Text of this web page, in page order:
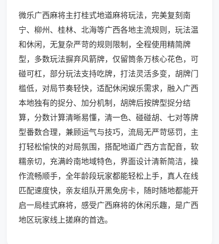
微乐广西麻将主打桂式地道麻将玩法，完美复刻南
宁、柳州、桂林、北海等广西各地主流规则，玩法温
和休闲，无复杂严苛的规则限制，全程使用精简牌
型，多数玩法摒弃风箭牌，仅留筒条万核心花色，可
碰可杠，部分玩法支持吃牌，打法灵活多变，胡牌门
槛低，对局节奏轻快，适配休闲娱乐需求，融入广西
本地独有的捉分、加分机制，胡牌后按牌型捉分结
算，分数计算清晰易懂，清一色、碰碰胡、七对等牌
型番数合理，兼顾运气与技巧，流局无严苛惩罚，主
打轻松愉快的对局氛围，搭配地道广西方言配音，软
糯亲切，充满岭南地域特色，界面设计清新简洁，操
作流畅顺手，全年龄段玩家都能轻松上手，真人在线
匹配速度快，亲友组队开黑免房卡，随时随地都能开
启一局桂式麻将，感受广西麻将的休闲乐趣，是广西
地区玩家线上搓麻的首选。